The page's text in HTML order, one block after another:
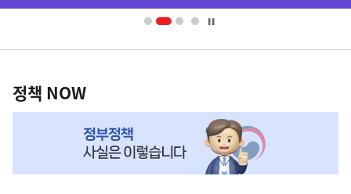
영
책
NOW,
정책 NOW